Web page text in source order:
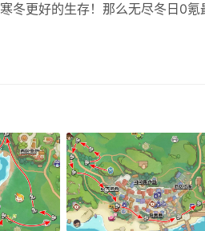
冬更好的生存！那么无尽冬日0氪
出，技能衔接流畅，适合速战速